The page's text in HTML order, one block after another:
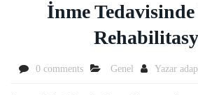
İnme
0 comments Genel Yazar